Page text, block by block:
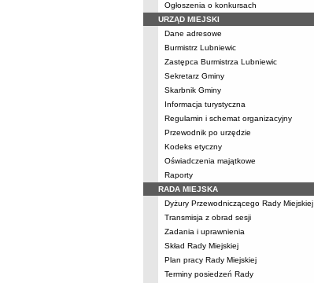
Ogłoszenia o konkursach
URZĄD MIEJSKI
Dane adresowe
Burmistrz Lubniewic
Zastępca Burmistrza Lubniewic
Sekretarz Gminy
Skarbnik Gminy
Informacja turystyczna
Regulamin i schemat organizacyjny
Przewodnik po urzędzie
Kodeks etyczny
Oświadczenia majątkowe
Raporty
RADA MIEJSKA
Dyżury Przewodniczącego Rady Miejskiej
Transmisja z obrad sesji
Zadania i uprawnienia
Skład Rady Miejskiej
Plan pracy Rady Miejskiej
Terminy posiedzeń Rady